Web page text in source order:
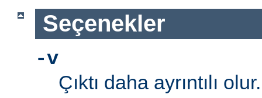
Seçenekler
-v
Çıktı daha ayrıntılı olur.